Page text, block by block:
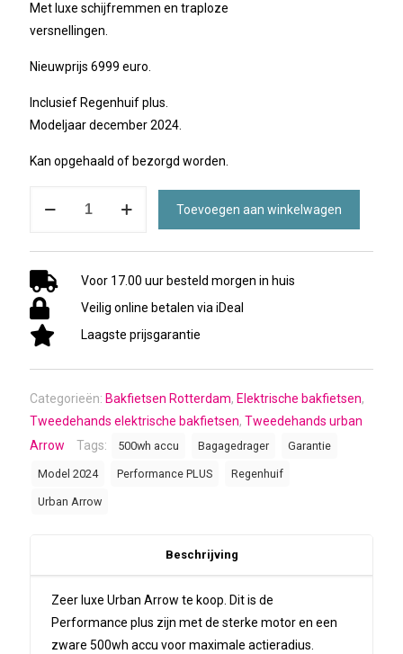
Met luxe schijfremmen en traploze
versnellingen.
Nieuwprijs 6999 euro.
Inclusief Regenhuif plus.
Modeljaar december 2024.
Kan opgehaald of bezorgd worden.
plus
elektrische
bakfiets
Toevoegen aan winkelwagen
Voor 17.00 uur besteld morgen in huis
Veilig online betalen via iDeal
Laagste prijsgarantie
Categorieën: Bakfietsen Rotterdam, Elektrische bakfietsen,
Tweedehands elektrische bakfietsen, Tweedehands urban
Arrow
Tags: 500wh accu Bagagedrager Garantie
Model 2024 Performance PLUS Regenhuif
Urban Arrow
Beschrijving
Zeer luxe Urban Arrow te koop. Dit is de
Performance plus zijn met de sterke motor en een
zware 500wh accu voor maximale actieradius.